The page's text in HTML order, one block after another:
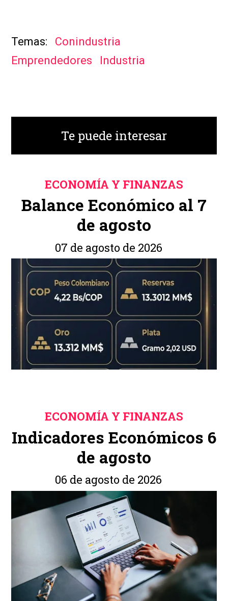
Conindustria
Emprendedores
Industria
Te puede interesar
Balance Económico al 7
de agosto
ECONOMÍA Y FINANZAS
07 de agosto de 2026
Indicadores Económicos 6
de agosto
ECONOMÍA Y FINANZAS
06 de agosto de 2026